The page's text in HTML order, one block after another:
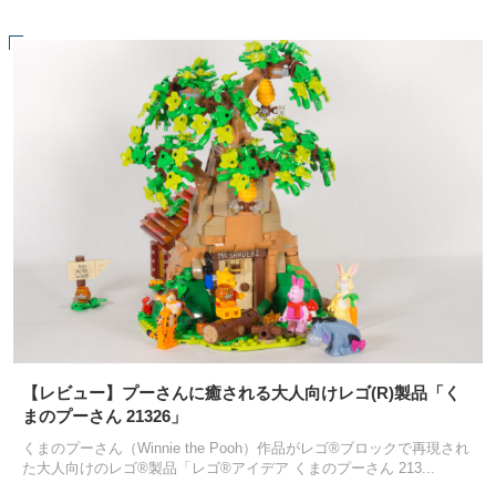
【レビュー】プーさんに癒される大人向けレゴ(R)製品「く
まのプーさん 21326」
くまのプーさん（Winnie the Pooh）作品がレゴ®ブロックで再現され
た大人向けのレゴ®製品「レゴ®アイデア くまのプーさん 213...